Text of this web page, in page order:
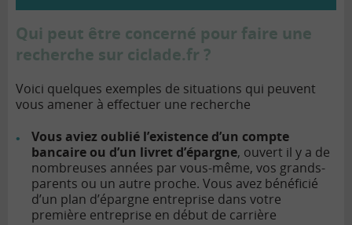
Qui peut être concerné pour faire une
recherche sur ciclade.fr ?
Voici quelques exemples de situations qui peuvent
vous amener à effectuer une recherche
Vous aviez oublié l’existence d’un compte
bancaire ou d’un livret d’épargne, ouvert il y a de
nombreuses années par vous-même, vos grands-
parents ou un autre proche. Vous avez bénéficié
d’un plan d’épargne entreprise dans votre
première entreprise en début de carrière